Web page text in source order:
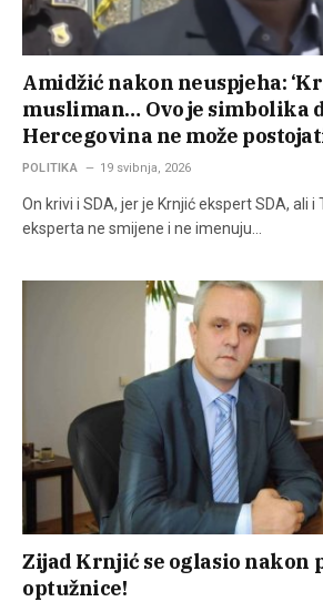
Amidžić nakon neuspjeha:
musliman… Ovo je simbolika
Hercegovina ne može
POLITIKA 19 svibnja, 2026
On krivi i SDA, jer je Krnjić ekspert SDA, ali i
eksperta ne smijene i ne imenuju…
Zijad Krnjić se oglasio nakon
optužnice!